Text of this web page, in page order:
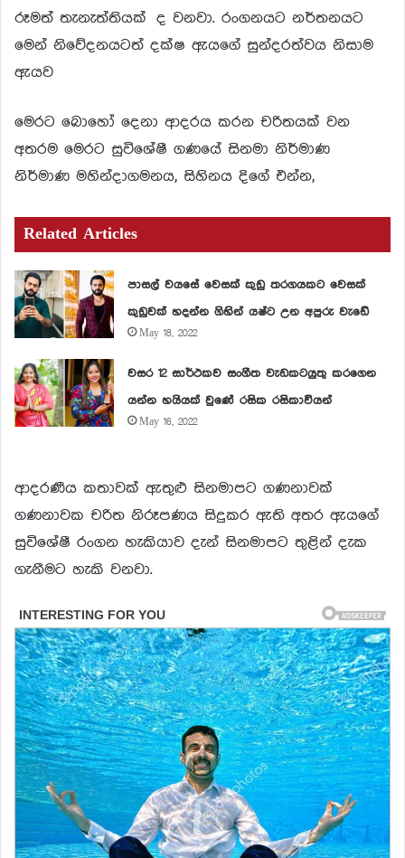
රූමත් තැනැත්තියක් ද වනවා. රංගනයට නර්තනයට
මෙන් නිවේදනයටත් දක්ෂ ඇයගේ සුන්දරත්වය නිසාම
ඇයව
මෙරට බොහෝ දෙනා ආදරය කරන චරිතයක් වන
අතරම මෙරට සුවිශේෂී ගණයේ සිනමා නිර්මාණ
නිර්මාණ මහින්දාගමනය, සිහිනය දිගේ එන්න,
Related Articles
පාසල් වයසේ වෙසක් කුඩු තරගයකට වෙසක්
කුඩුවක් හදන්න ගිහින් යෂ්ට උන අපුරු වැඩේ
May 18, 2022
වසර 12 සාර්ථකව සංගීත වැඩකටයුතු කරගෙන
යන්න හයියක් වුණේ රසික රසිකාවියන්
May 16, 2022
ආදරණීය කතාවක් ඇතුළු සිනමාපට ගණනාවක්
ගණනාවක චරිත නිරූපණය සිදුකර ඇති අතර ඇයගේ
සුවිශේෂී රංගන හැකියාව දැන් සිනමාපට තුළින් දැක
ගැනීමට හැකි වනවා.